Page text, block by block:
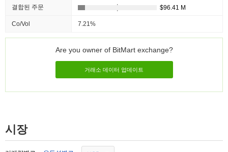
결합된 주문
Co/Vol 7.21%
Are you owner of BitMart exchange?
거래소 데이터 업데이트
시장